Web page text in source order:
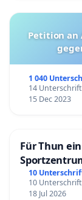
Widerstand
"Regierung
die Bücher",
greift durch"
werden"
,
zurück an
Petition an
1 040
14
15 Dec 2023
Für Thun
10
10
18 Jul 2026